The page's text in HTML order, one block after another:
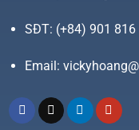
SĐT: (+84) 901 816
Email: